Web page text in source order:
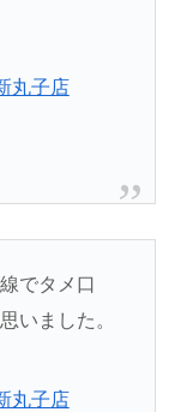
丸子店
でタメ口
いました。
丸子店